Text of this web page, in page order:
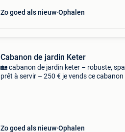
Zo goed als nieuw Ophalen
Cabanon de jardin Keter
🏡 cabanon de jardin keter – robuste,
prêt à servir – 250 € je vends ce cabanon
Zo goed als nieuw Ophalen